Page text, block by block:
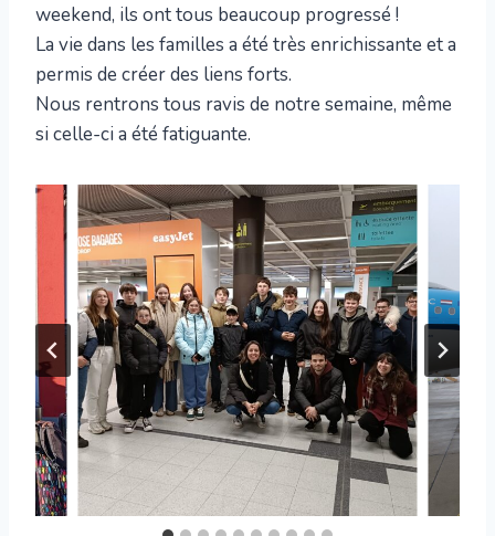
weekend, ils ont tous beaucoup progressé !
La vie dans les familles a été très enrichissante et a
permis de créer des liens forts.
Nous rentrons tous ravis de notre semaine, même
si celle-ci a été fatiguante.